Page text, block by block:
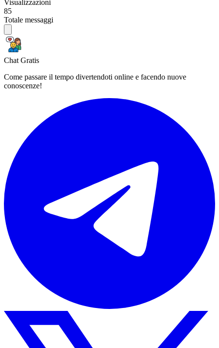
Visualizzazioni
85
Totale messaggi
Chat Gratis
Come passare il tempo divertendoti online e facendo nuove
conoscenze!